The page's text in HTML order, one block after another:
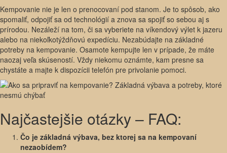
Kempovanie nie je len o prenocovaní pod stanom. Je to spôsob, ako
spomaliť, odpojiť sa od technológií a znova sa spojiť so sebou aj s
prírodou. Nezáleží na tom, či sa vyberiete na víkendový výlet k jazeru
alebo na niekoľkotýždňovú expedíciu. Nezabúdajte na základné
potreby na kempovanie. Osamote kempujte len v prípade, že máte
naozaj veľa skúseností. Vždy niekomu oznámte, kam presne sa
chystáte a majte k dispozícii telefón pre privolanie pomoci.
Najčastejšie otázky – FAQ:
Čo je základná výbava, bez ktorej sa na kempovaní
nezaobídem?